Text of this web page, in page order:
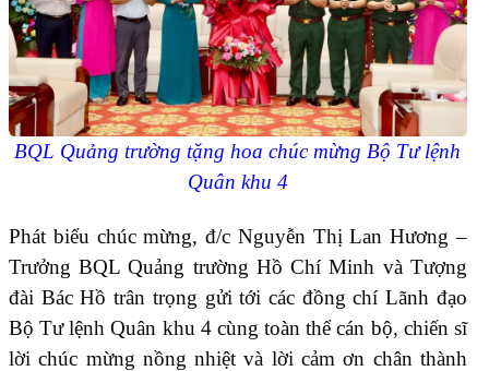
BQL Quảng trường tặng hoa chúc mừng Bộ Tư lệnh
Quân khu 4
Phát biểu chúc mừng, đ/c Nguyễn Thị Lan Hương –
Trưởng BQL Quảng trường Hồ Chí Minh và Tượng
đài Bác Hồ trân trọng gửi tới các đồng chí Lãnh đạo
Bộ Tư lệnh Quân khu 4 cùng toàn thể cán bộ, chiến sĩ
lời chúc mừng nồng nhiệt và lời cảm ơn chân thành